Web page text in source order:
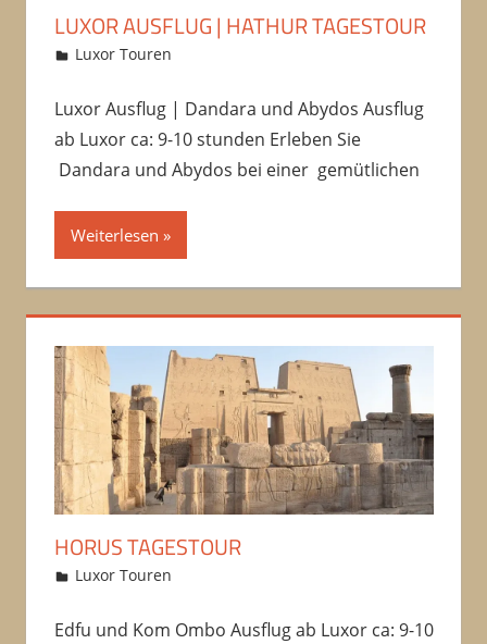
LUXOR AUSFLUG | HATHUR TAGESTOUR
12/10/2016
Amru
Luxor Touren
Luxor Ausflug | Dandara und Abydos Ausflug
ab Luxor ca: 9-10 stunden Erleben Sie
Dandara und Abydos bei einer gemütlichen
Weiterlesen
HORUS TAGESTOUR
12/10/2016
Amru
Luxor Touren
Edfu und Kom Ombo Ausflug ab Luxor ca: 9-10